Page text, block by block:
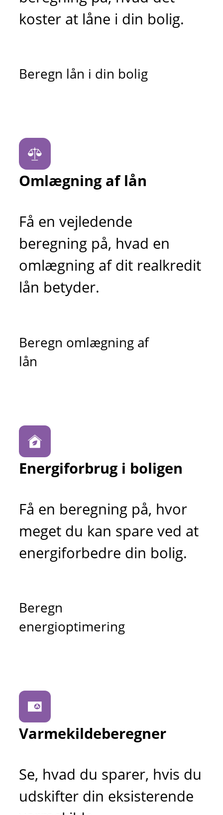
koster at låne i din bolig.
Beregn lån i din bolig
Omlægning af lån
Få en vejledende
beregning på, hvad en
omlægning af dit realkredit
lån betyder.
Beregn omlægning af
lån
Energiforbrug i boligen
Få en beregning på, hvor
meget du kan spare ved at
energiforbedre din bolig.
Beregn
energioptimering
Varmekildeberegner
Se, hvad du sparer, hvis du
udskifter din eksisterende